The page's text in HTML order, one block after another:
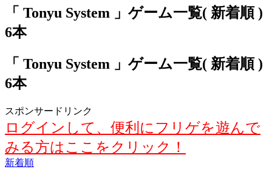
「 Tonyu System 」ゲーム一覧( 新着順 )
6本
「 Tonyu System 」ゲーム一覧( 新着順 )
6本
スポンサードリンク
ログインして、便利にフリゲを遊んで
みる方はここをクリック！
新着順